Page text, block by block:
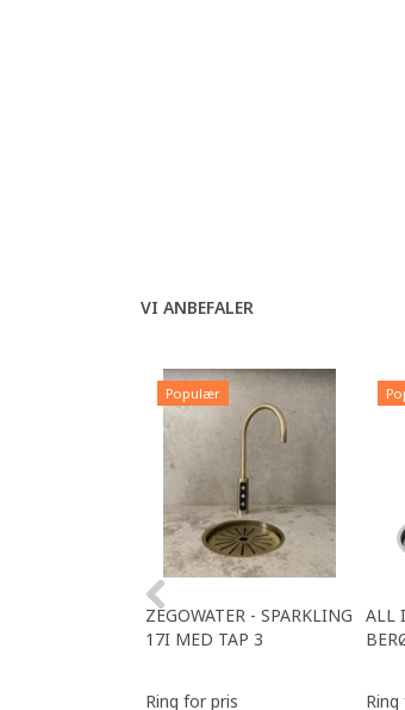
VI ANBEFALER
Populær
ZEGOWATER - SPARKLING
17I MED TAP 3
Ring for pris
ALL